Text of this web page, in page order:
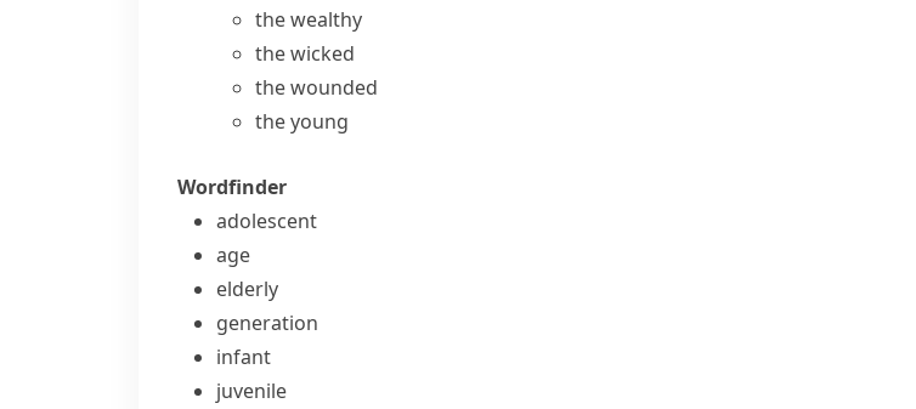
the wealthy
the wicked
the wounded
the young
Wordfinder
adolescent
age
elderly
generation
infant
juvenile